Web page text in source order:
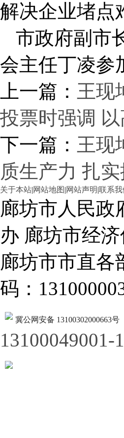
解决企业堵点
市政府副市
会主任丁凌参
上一篇： 王现
投票时强调
下一篇： 王现
质生产力 扎
关于本站|网站地图 |网站声明|联系我
廊坊市人民政
办 廊坊市经
廊坊市市直
码：
冀公网安备 13100302000663号
13100049001-